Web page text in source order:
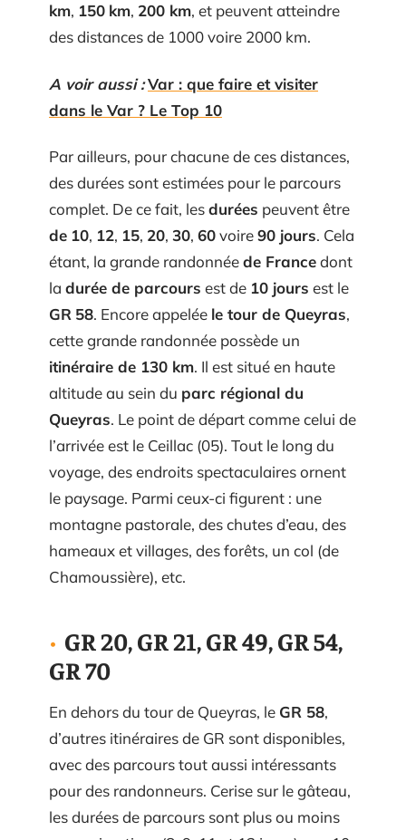
km, 150 km, 200 km, et peuvent atteindre
des distances de 1000 voire 2000 km.
A voir aussi :Var : que faire et visiter
dans le Var ? Le Top 10
Par ailleurs, pour chacune de ces distances,
des durées sont estimées pour le parcours
complet. De ce fait, lesdurées peuvent être
de 10, 12, 15, 20, 30, 60voire90 jours. Cela
étant, la grande randonnéede Francedont
la durée de parcours est de 10 jours est le
GR 58. Encore appelée le tour de Queyras,
cette grande randonnée possède un
itinéraire de 130 km. Il est situé en haute
altitude au sein du parc régional du
Queyras. Le point de départ comme celui de
l’arrivée est le Ceillac (05). Tout le long du
voyage, des endroits spectaculaires ornent
le paysage. Parmi ceux-ci figurent : une
montagne pastorale, des chutes d’eau, des
hameaux et villages, des forêts, un col (de
Chamoussière), etc.
GR 20, GR 21, GR 49, GR 54,
GR 70
En dehors du tour de Queyras, le GR 58,
d’autres itinéraires de GR sont disponibles,
avec des parcours tout aussi intéressants
pour des randonneurs. Cerise sur le gâteau,
les durées de parcours sont plus ou moins